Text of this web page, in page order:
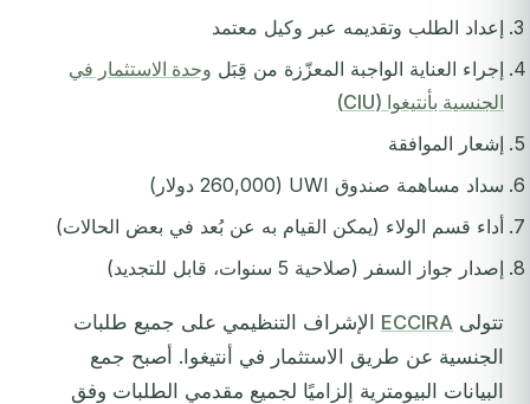
إعداد الطلب وتقديمه عبر وكيل معتمد
إجراء العناية الواجبة المعزّزة من قِبَل وحدة الاستثمار في
الجنسية بأنتيغوا (CIU)
إشعار الموافقة
سداد مساهمة صندوق UWI (260,000 دولار)
أداء قسم الولاء (يمكن القيام به عن بُعد في بعض الحالات)
إصدار جواز السفر (صلاحية 5 سنوات، قابل للتجديد)
تتولى ECCIRA الإشراف التنظيمي على جميع طلبات
الجنسية عن طريق الاستثمار في أنتيغوا. أصبح جمع
البيانات البيومترية إلزاميًا لجميع مقدمي الطلبات وفق